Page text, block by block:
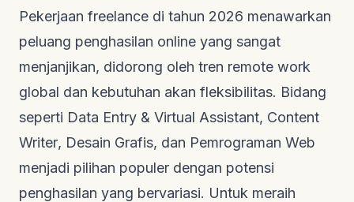
Pekerjaan freelance di tahun 2026 menawarkan
peluang penghasilan online yang sangat
menjanjikan, didorong oleh tren remote work
global dan kebutuhan akan fleksibilitas. Bidang
seperti Data Entry & Virtual Assistant, Content
Writer, Desain Grafis, dan Pemrograman Web
menjadi pilihan populer dengan potensi
penghasilan yang bervariasi. Untuk meraih